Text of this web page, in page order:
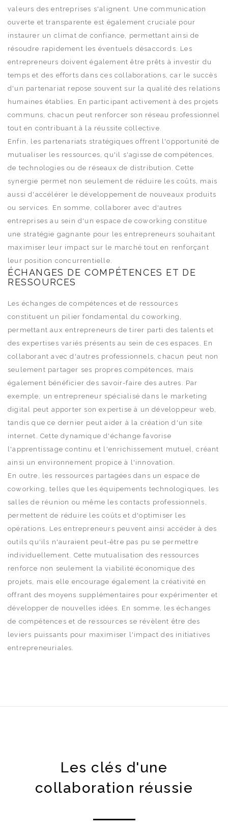
valeurs des entreprises s'alignent. Une communication
ouverte et transparente est également cruciale pour
instaurer un climat de confiance, permettant ainsi de
résoudre rapidement les éventuels désaccords. Les
entrepreneurs doivent également être prêts à investir du
temps et des efforts dans ces collaborations, car le succès
d'un partenariat repose souvent sur la qualité des relations
humaines établies. En participant activement à des projets
communs, chacun peut renforcer son réseau professionnel
tout en contribuant à la réussite collective.
Enfin, les partenariats stratégiques offrent l'opportunité de
mutualiser les ressources, qu'il s'agisse de compétences,
de technologies ou de réseaux de distribution. Cette
synergie permet non seulement de réduire les coûts, mais
aussi d'accélérer le développement de nouveaux produits
ou services. En somme, collaborer avec d'autres
entreprises au sein d'un espace de coworking constitue
une stratégie gagnante pour les entrepreneurs souhaitant
maximiser leur impact sur le marché tout en renforçant
leur position concurrentielle.
ÉCHANGES DE COMPÉTENCES ET DE
RESSOURCES
Les échanges de compétences et de ressources
constituent un pilier fondamental du coworking,
permettant aux entrepreneurs de tirer parti des talents et
des expertises variés présents au sein de ces espaces. En
collaborant avec d'autres professionnels, chacun peut non
seulement partager ses propres compétences, mais
également bénéficier des savoir-faire des autres. Par
exemple, un entrepreneur spécialisé dans le marketing
digital peut apporter son expertise à un développeur web,
tandis que ce dernier peut aider à la création d'un site
internet. Cette dynamique d'échange favorise
l'apprentissage continu et l'enrichissement mutuel, créant
ainsi un environnement propice à l'innovation.
En outre, les ressources partagées dans un espace de
coworking, telles que les équipements technologiques, les
salles de réunion ou même les contacts professionnels,
permettent de réduire les coûts et d'optimiser les
opérations. Les entrepreneurs peuvent ainsi accéder à des
outils qu'ils n'auraient peut-être pas pu se permettre
individuellement. Cette mutualisation des ressources
renforce non seulement la viabilité économique des
projets, mais elle encourage également la créativité en
offrant des moyens supplémentaires pour expérimenter et
développer de nouvelles idées. En somme, les échanges
de compétences et de ressources se révèlent être des
leviers puissants pour maximiser l'impact des initiatives
entrepreneuriales.
Les clés d'une
collaboration réussie